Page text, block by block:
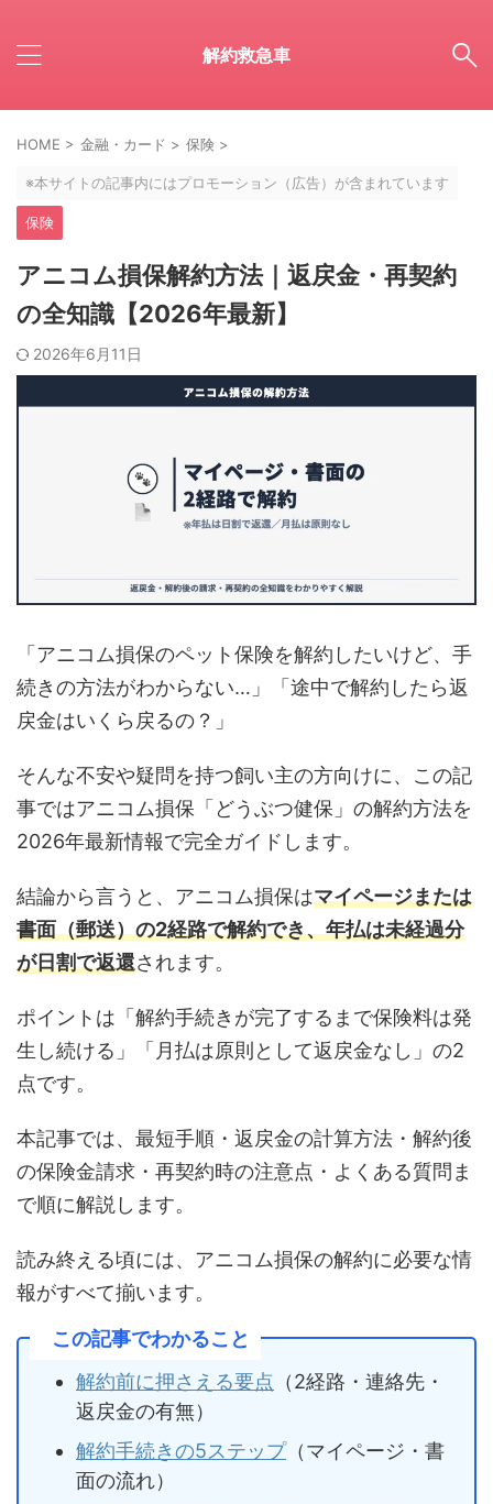
解約救急車
HOME > 金融・カード > 保険 >
※本サイトの記事内にはプロモーション（広告）が含まれています
保険
アニコム損保解約方法｜返戻金・再契約
の全知識【2026年最新】
2026年6月11日
「アニコム損保のペット保険を解約したいけど、手
続きの方法がわからない…」「途中で解約したら返
戻金はいくら戻るの？」
そんな不安や疑問を持つ飼い主の方向けに、この記
事ではアニコム損保「どうぶつ健保」の解約方法を
2026年最新情報で完全ガイドします。
結論から言うと、アニコム損保はマイページまたは
書面（郵送）の2経路で解約でき、年払は未経過分
が日割で返還されます。
ポイントは「解約手続きが完了するまで保険料は発
生し続ける」「月払は原則として返戻金なし」の2
点です。
本記事では、最短手順・返戻金の計算方法・解約後
の保険金請求・再契約時の注意点・よくある質問ま
で順に解説します。
読み終える頃には、アニコム損保の解約に必要な情
報がすべて揃います。
この記事でわかること
解約前に押さえる要点 （2経路・連絡先・
返戻金の有無）
解約手続きの5ステップ（マイページ・書
面の流れ）